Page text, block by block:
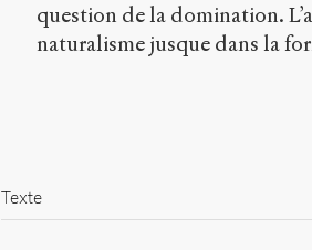
question de la domination.
naturalisme jusque dans la
Texte